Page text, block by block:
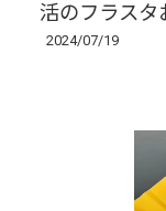
活のフラスタ
2024/07/19